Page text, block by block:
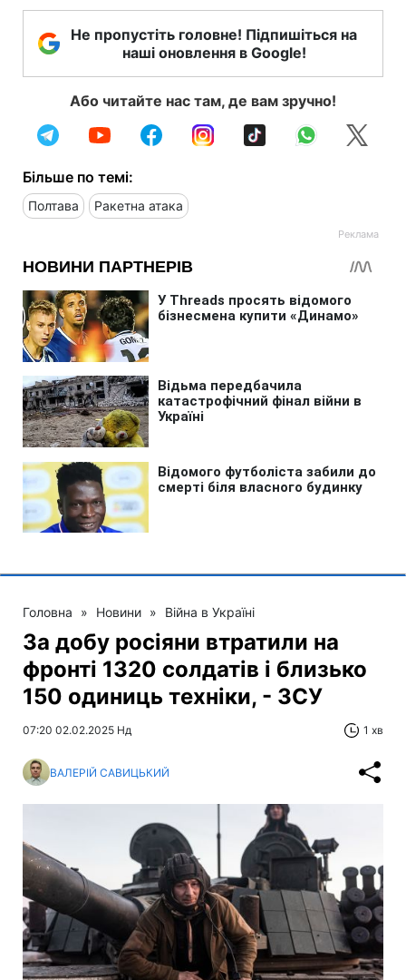
Не пропустіть головне! Підпишіться на
наші оновлення в Google!
Або читайте нас там, де вам зручно!
Більше по темі:
Полтава Ракетна атака
Головна » Новини » Війна в Україні
За добу росіяни втратили на
фронті 1320 солдатів і близько
150 одиниць техніки, - ЗСУ
07:20 02.02.2025 Нд 1 хв
ВАЛЕРІЙ САВИЦЬКИЙ